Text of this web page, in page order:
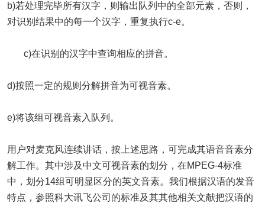
b)若处理完毕所有汉字，则输出队列中的全部元素，否则，
对识别结果中的每一个汉字，重复执行c-e。
c)在识别的汉字中查询相应的拼音。
d)按照一定的规则分解拼音为可视音素。
e)将该组可视音素入队列。
用户对麦克风连续讲话，按上述思路，可完成其语音音素分
解工作。其中涉及中文可视音素的划分，在MPEG-4标准
中，划分14组可明显区分的英文音素。我们根据汉语的发音
特点，参照科大讯飞公司的标准及其其他相关文献把汉语的